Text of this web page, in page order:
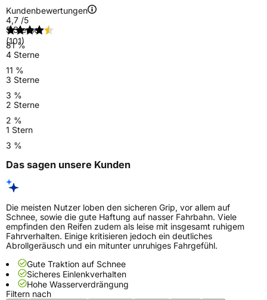
Kundenbewertungen
4,7 /5
(101)
5 Sterne
81 %
4 Sterne
11 %
3 Sterne
3 %
2 Sterne
2 %
1 Stern
3 %
Das sagen unsere Kunden
Die meisten Nutzer loben den sicheren Grip, vor allem auf
Schnee, sowie die gute Haftung auf nasser Fahrbahn. Viele
empfinden den Reifen zudem als leise mit insgesamt ruhigem
Fahrverhalten. Einige kritisieren jedoch ein deutliches
Abrollgeräusch und ein mitunter unruhiges Fahrgefühl.
Gute Traktion auf Schnee
Sicheres Einlenkverhalten
Hohe Wasserverdrängung
Filtern nach